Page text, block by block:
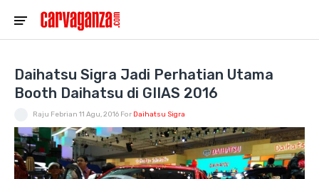
Daihatsu Sigra Jadi Perhatian Utama
Booth Daihatsu di GIIAS 2016
Raju Febrian 11 Agu, 2016 For Daihatsu Sigra